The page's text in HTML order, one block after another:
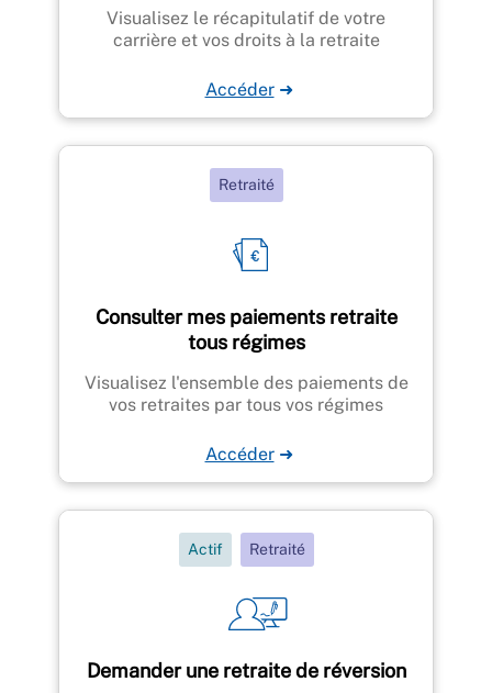
Visualisez le récapitulatif de votre
carrière et vos droits à la retraite
Accéder ➜
Consulter mes paiements retraite
tous régimes
Retraité
Visualisez l'ensemble des paiements de
vos retraites par tous vos régimes
Accéder ➜
Demander une retraite de réversion
Actif Retraité